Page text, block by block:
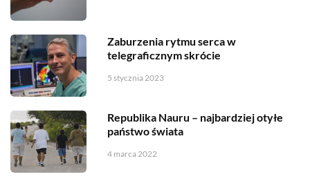
Zaburzenia rytmu serca w
telegraficznym skrócie
5 stycznia 2023
Republika Nauru – najbardziej otyłe
państwo świata
4 marca 2022